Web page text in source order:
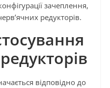
зачеплення,
редукторів.
відповідно до